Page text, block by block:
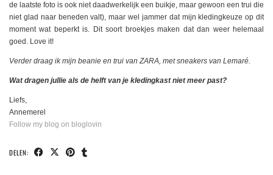
de laatste foto is ook niet daadwerkelijk een buikje, maar gewoon een trui die
niet glad naar beneden valt), maar wel jammer dat mijn kledingkeuze op dit
moment wat beperkt is. Dit soort broekjes maken dat dan weer helemaal
goed. Love it!
Verder draag ik mijn beanie en trui van ZARA, met sneakers van Lemaré.
Wat dragen jullie als de helft van je kledingkast niet meer past?
Liefs,
Annemerel
Follow my blog on bloglovin
DELEN: